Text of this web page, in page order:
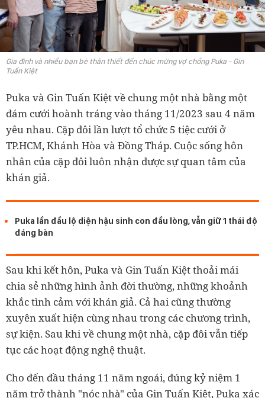
Gia đình và nhiều bạn bè thân thiết đến chúc mừng vợ chồng Puka - Gin
Tuấn Kiệt
Puka và Gin Tuấn Kiệt về chung một nhà bằng một
đám cưới hoành tráng vào tháng 11/2023 sau 4 năm
yêu nhau. Cặp đôi lần lượt tổ chức 5 tiệc cưới ở
TP.HCM, Khánh Hòa và Đồng Tháp. Cuộc sống hôn
nhân của cặp đôi luôn nhận được sự quan tâm của
khán giả.
Puka lần đầu lộ diện hậu sinh con đầu lòng, vẫn giữ 1 thái độ
đáng bàn
Sau khi kết hôn, Puka và Gin Tuấn Kiệt thoải mái
chia sẻ những hình ảnh đời thường, những khoảnh
khắc tình cảm với khán giả. Cả hai cũng thường
xuyên xuất hiện cùng nhau trong các chương trình,
sự kiện. Sau khi về chung một nhà, cặp đôi vẫn tiếp
tục các hoạt động nghệ thuật.
Cho đến đầu tháng 11 năm ngoái, đúng kỷ niệm 1
năm trở thành "nóc nhà" của Gin Tuấn Kiệt, Puka xác